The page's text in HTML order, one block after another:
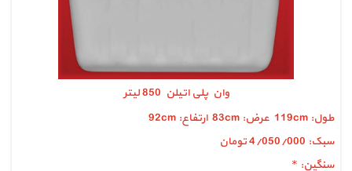
وان پلی اتیلن 850 لیتر
طول: 119cm عرض: 83cm ارتفاع: 92cm
سبک: 4/050/000 تومان
سنگین: *